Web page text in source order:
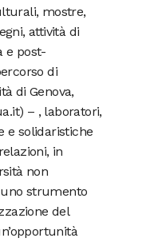
mostre,
attività di
e post-
di
di Genova,
– , laboratori,
e solidaristiche
in
non
strumento
del